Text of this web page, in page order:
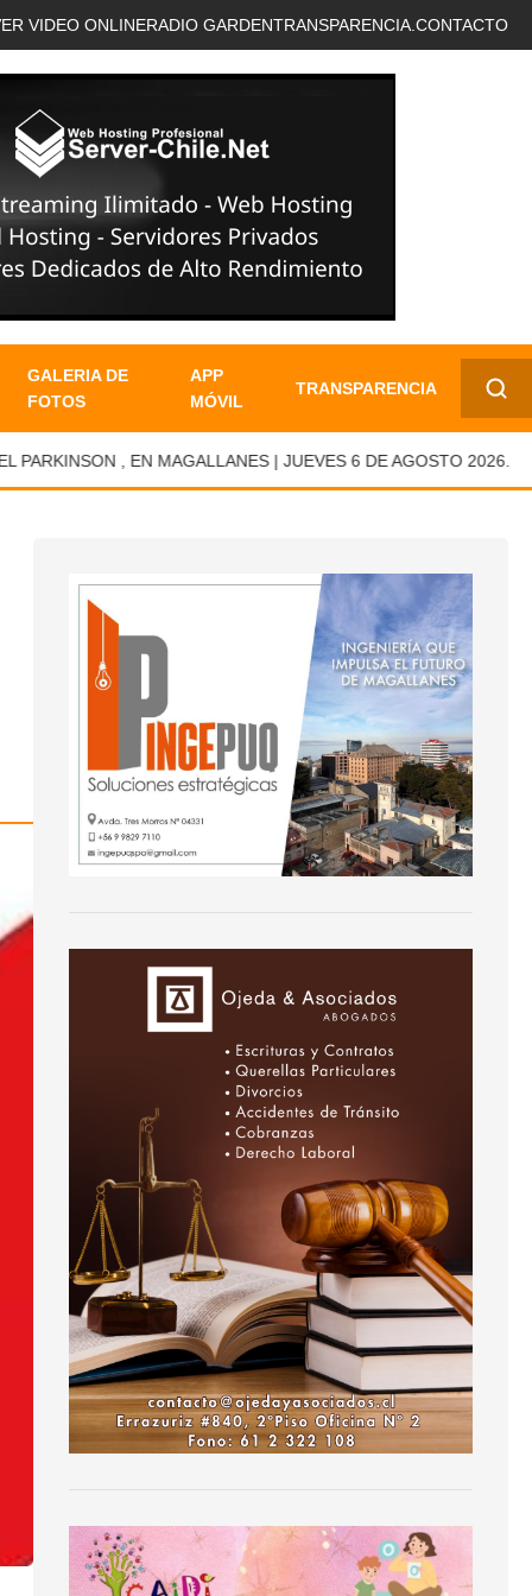
VIDEO ONLINERADIO GARDENTRANSPARENCIA. CONTACTO
GALERIA DE
FOTOS
APP
MÓVIL
TRANSPARENCIA
✕
, EN MAGALLANES | JUEVES 6 DE AGOSTO 2026.